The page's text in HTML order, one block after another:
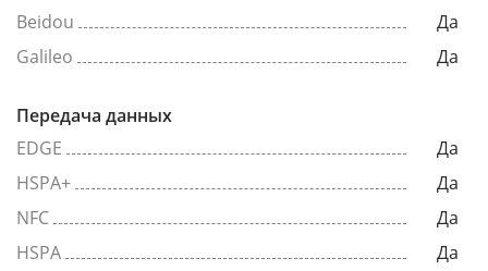
Beidou
Да
Galileo
Да
Передача данных
EDGE
Да
HSPA+
Да
NFC
Да
HSPA
Да